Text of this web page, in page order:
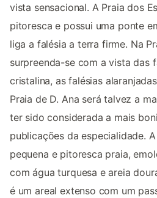
vista sensacional. A Praia dos
pitoresca e possui uma ponte
liga a falésia a terra firme. Na
surpreenda-se com a vista das
cristalina, as falésias
Praia de D. Ana será talvez a
ter sido considerada a mais
publicações da especialidade.
pequena e pitoresca praia,
com água turquesa e areia
é um areal extenso com um